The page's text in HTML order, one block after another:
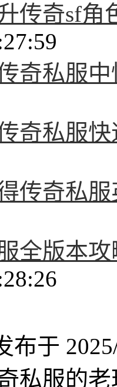
传奇sf角
奇私服
奇私服
传奇私
全版本
布于
私服的